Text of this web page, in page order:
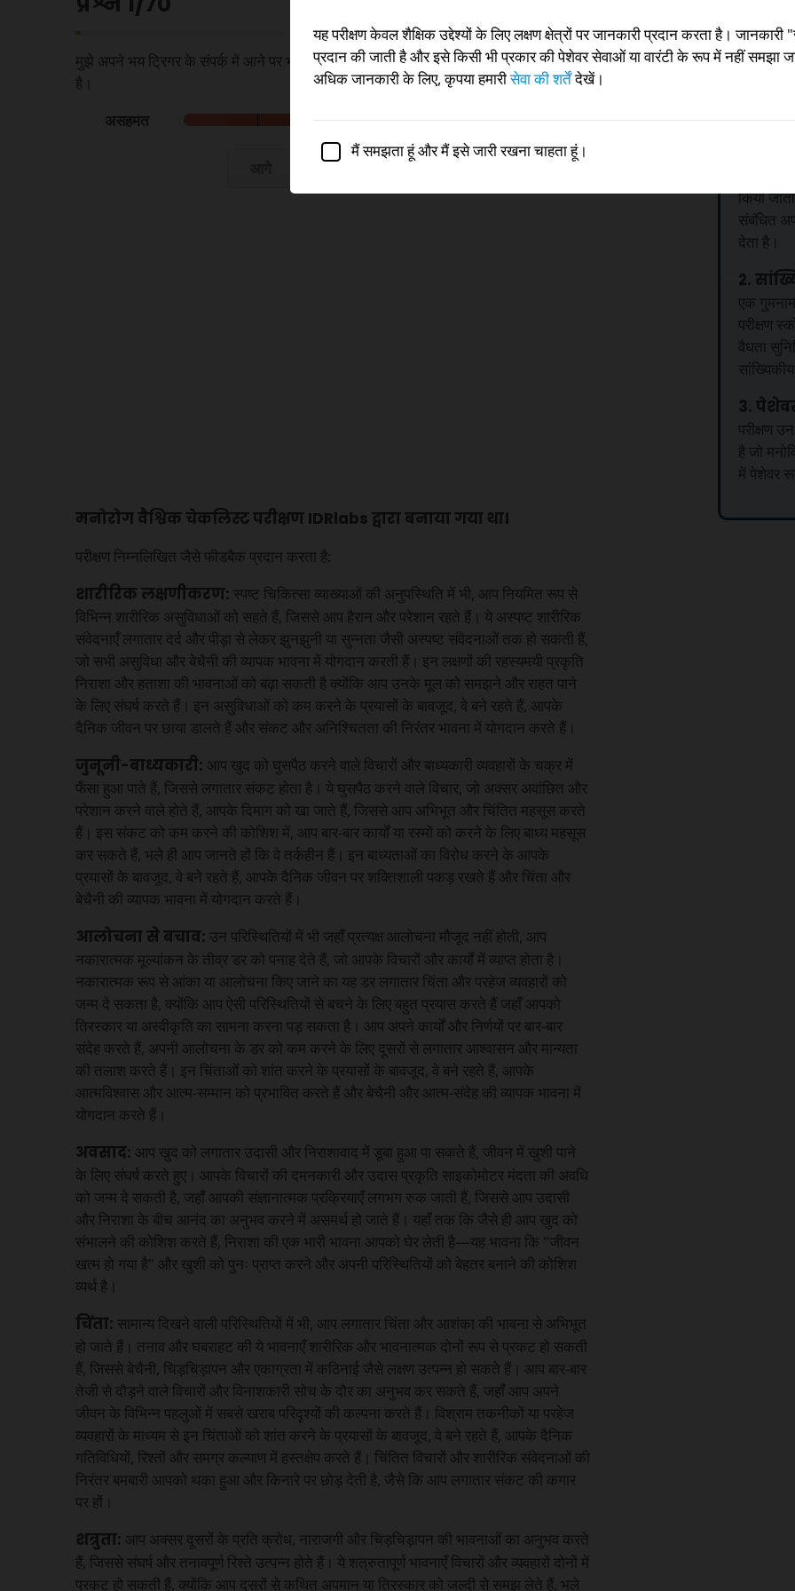
मुझे अपने भय ट्रिगर के संपर्क में आने पर भागने या पलायन करने की तीव्र आवश्यकता महसूस होती
है।
असहमत
सहमत
मनोरोग वैश्विक चेकलिस्ट परीक्षण IDRlabs द्वारा बनाया गया था।
परीक्षण निम्नलिखित जैसे फीडबैक प्रदान करता है:
शारीरिक लक्षणीकरण: स्पष्ट चिकित्सा व्याख्याओं की अनुपस्थिति में भी, आप नियमित रूप से
विभिन्न शारीरिक असुविधाओं को सहते हैं, जिससे आप हैरान और परेशान रहते हैं। ये अस्पष्ट शारीरिक
संवेदनाएँ लगातार दर्द और पीड़ा से लेकर झुनझुनी या सुन्नता जैसी अस्पष्ट संवेदनाओं तक हो सकती हैं,
जो सभी असुविधा और बेचैनी की व्यापक भावना में योगदान करती हैं। इन लक्षणों की रहस्यमयी प्रकृति
निराशा और हताशा की भावनाओं को बढ़ा सकती है क्योंकि आप उनके मूल को समझने और राहत पाने
के लिए संघर्ष करते हैं। इन असुविधाओं को कम करने के प्रयासों के बावजूद, वे बने रहते हैं, आपके
दैनिक जीवन पर छाया डालते हैं और संकट और अनिश्चितता की निरंतर भावना में योगदान करते हैं।
जुनूनी-बाध्यकारी: आप खुद को घुसपैठ करने वाले विचारों और बाध्यकारी व्यवहारों के चक्र में
फँसा हुआ पाते हैं, जिससे लगातार संकट होता है। ये घुसपैठ करने वाले विचार, जो अक्सर अवांछित और
परेशान करने वाले होते हैं, आपके दिमाग को खा जाते हैं, जिससे आप अभिभूत और चिंतित महसूस करते
हैं। इस संकट को कम करने की कोशिश में, आप बार-बार कार्यों या रस्मों को करने के लिए बाध्य महसूस
कर सकते हैं, भले ही आप जानते हों कि वे तर्कहीन हैं। इन बाध्यताओं का विरोध करने के आपके
प्रयासों के बावजूद, वे बने रहते हैं, आपके दैनिक जीवन पर शक्तिशाली पकड़ रखते हैं और चिंता और
बेचैनी की व्यापक भावना में योगदान करते हैं।
आलोचना से बचाव: उन परिस्थितियों में भी जहाँ प्रत्यक्ष आलोचना मौजूद नहीं होती, आप
नकारात्मक मूल्यांकन के तीव्र डर को पनाह देते हैं, जो आपके विचारों और कार्यों में व्याप्त होता है।
नकारात्मक रूप से आंका या आलोचना किए जाने का यह डर लगातार चिंता और परहेज व्यवहारों को
जन्म दे सकता है, क्योंकि आप ऐसी परिस्थितियों से बचने के लिए बहुत प्रयास करते हैं जहाँ आपको
तिरस्कार या अस्वीकृति का सामना करना पड़ सकता है। आप अपने कार्यों और निर्णयों पर बार-बार
संदेह करते हैं, अपनी आलोचना के डर को कम करने के लिए दूसरों से लगातार आश्वासन और मान्यता
की तलाश करते हैं। इन चिंताओं को शांत करने के प्रयासों के बावजूद, वे बने रहते हैं, आपके
आत्मविश्वास और आत्म-सम्मान को प्रभावित करते हैं और बेचैनी और आत्म-संदेह की व्यापक भावना में
योगदान करते हैं।
अवसाद: आप खुद को लगातार उदासी और निराशावाद में डूबा हुआ पा सकते हैं, जीवन में खुशी पाने
के लिए संघर्ष करते हुए। आपके विचारों की दमनकारी और उदास प्रकृति साइकोमोटर मंदता की अवधि
को जन्म दे सकती है, जहाँ आपकी संज्ञानात्मक प्रक्रियाएँ लगभग रुक जाती हैं, जिससे आप उदासी
और निराशा के बीच आनंद का अनुभव करने में असमर्थ हो जाते हैं। यहाँ तक कि जैसे ही आप खुद को
संभालने की कोशिश करते हैं, निराशा की एक भारी भावना आपको घेर लेती है—यह भावना कि "जीवन
खत्म हो गया है" और खुशी को पुनः प्राप्त करने और अपनी परिस्थितियों को बेहतर बनाने की कोशिश
व्यर्थ है।
चिंता: सामान्य दिखने वाली परिस्थितियों में भी, आप लगातार चिंता और आशंका की भावना से अभिभूत
हो जाते हैं। तनाव और घबराहट की ये भावनाएँ शारीरिक और भावनात्मक दोनों रूप से प्रकट हो सकती
हैं, जिससे बेचैनी, चिड़चिड़ापन और एकाग्रता में कठिनाई जैसे लक्षण उत्पन्न हो सकते हैं। आप बार-बार
तेजी से दौड़ने वाले विचारों और विनाशकारी सोच के दौर का अनुभव कर सकते हैं, जहाँ आप अपने
जीवन के विभिन्न पहलुओं में सबसे खराब परिदृश्यों की कल्पना करते हैं। विश्राम तकनीकों या परहेज
व्यवहारों के माध्यम से इन चिंताओं को शांत करने के प्रयासों के बावजूद, वे बने रहते हैं, आपके दैनिक
गतिविधियों, रिश्तों और समग्र कल्याण में हस्तक्षेप करते हैं। चिंतित विचारों और शारीरिक संवेदनाओं की
निरंतर बमबारी आपको थका हुआ और किनारे पर छोड़ देती है, जैसे कि आप लगातार संकट की कगार
पर हों।
शत्रुता: आप अक्सर दूसरों के प्रति क्रोध, नाराजगी और चिड़चिड़ापन की भावनाओं का अनुभव करते
हैं, जिससे संघर्ष और तनावपूर्ण रिश्ते उत्पन्न होते हैं। ये शत्रुतापूर्ण भावनाएँ विचारों और व्यवहारों दोनों में
प्रकट हो सकती हैं, क्योंकि आप दूसरों से कथित अपमान या तिरस्कार को जल्दी से समझ लेते हैं, भले
किया
संबंधित
देता है।
2.
एक
परीक्षण
वैधता
3.
परीक्षण
है जो
में पेशेवर
यह परीक्षण केवल शैक्षिक उद्देश्यों के लिए लक्षण क्षेत्रों पर जानकारी प्रदान करता है।
प्रदान की जाती है और इसे किसी भी प्रकार की पेशेवर सेवाओं या वारंटी के रूप में नहीं समझा
अधिक जानकारी के लिए, कृपया हमारीसेवा की शर्तेंदेखें।
मैं समझता हूं और मैं इसे जारी रखना चाहता हूं।